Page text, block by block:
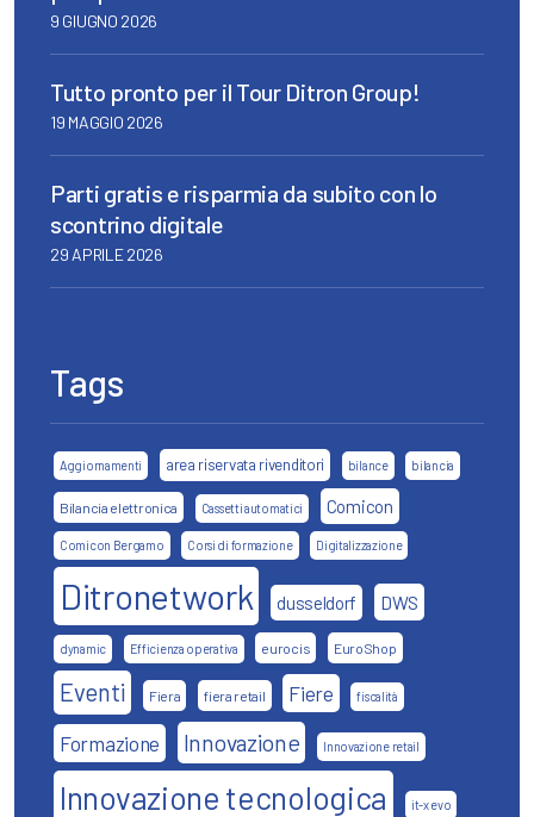
9 GIUGNO 2026
Tutto pronto per il Tour Ditron Group!
19 MAGGIO 2026
Parti gratis e risparmia da subito con lo
scontrino digitale
29 APRILE 2026
Tags
Aggiornamenti area riservata rivenditori bilance bilancia
Bilancia elettronica Cassetti automatici Comicon
Comicon Bergamo Corsi di formazione Digitalizzazione
Ditronetwork dusseldorf DWS
dynamic Efficienza operativa eurocis EuroShop
Eventi Fiera fiera retail Fiere fiscalità
Formazione Innovazione Innovazione retail
Innovazione tecnologica it-x evo